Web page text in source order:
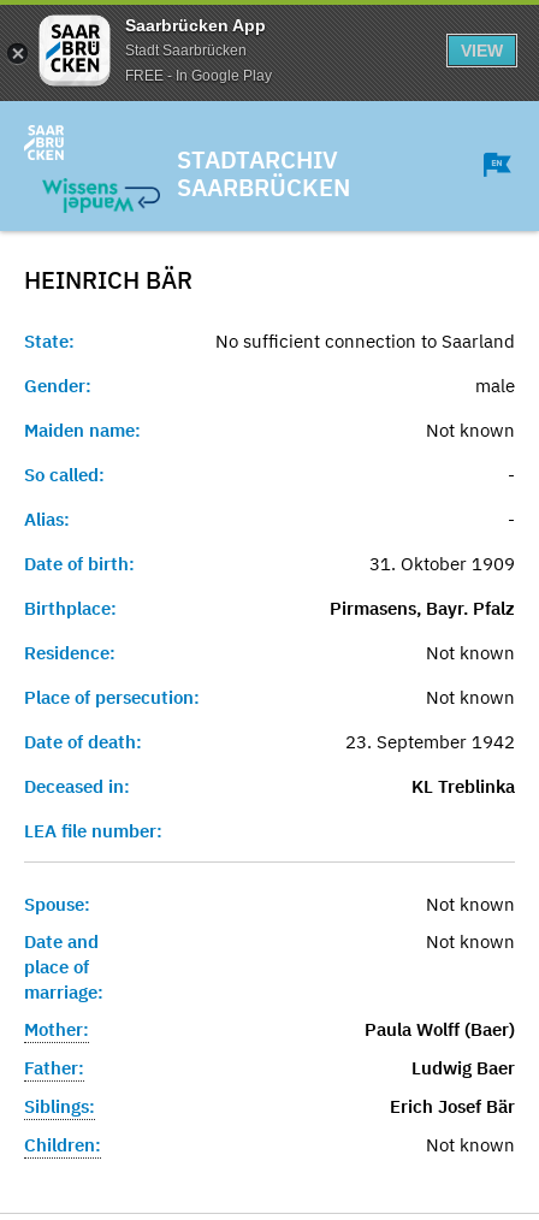
Saarbrücken App
Stadt Saarbrücken
FREE - In Google Play
VIEW
STADTARCHIV
SAARBRÜCKEN
HEINRICH BÄR
State:
No sufficient connection to Saarland
Gender:
male
Maiden name:
Not known
So called:
-
Alias:
-
Date of birth:
31. Oktober 1909
Birthplace:
Pirmasens, Bayr. Pfalz
Residence:
Not known
Place of persecution:
Not known
Date of death:
23. September 1942
Deceased in:
KL Treblinka
LEA file number:
Spouse:
Not known
Date and
place of
marriage:
Not known
Mother:
Paula Wolff (Baer)
Father:
Ludwig Baer
Siblings:
Erich Josef Bär
Children:
Not known